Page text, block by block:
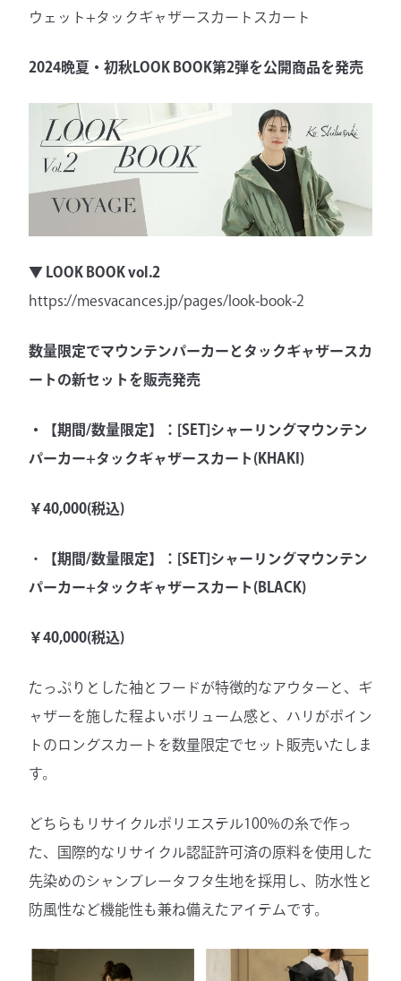
ウェット+タックギャザースカートスカート
2024晩夏・初秋LOOK BOOK第2弾を公開商品を発売
▼ LOOK BOOK vol.2
https://mesvacances.jp/pages/look-book-2
数量限定でマウンテンパーカーとタックギャザースカ
ートの新セットを販売発売
・
【期間/数量限定】：[SET]シャーリングマウンテン
パーカー+タックギャザースカート(KHAKI)
￥40,000(税込)
・
【期間/数量限定】：[SET]シャーリングマウンテン
パーカー+タックギャザースカート(BLACK)
￥40,000(税込)
たっぷりとした袖とフードが特徴的なアウターと、ギ
ャザーを施した程よいボリューム感と、ハリがポイン
トのロングスカートを数量限定でセット販売いたしま
す。
どちらもリサイクルポリエステル100%の糸で作っ
た、国際的なリサイクル認証許可済の原料を使用した
先染めのシャンブレータフタ生地を採用し、防水性と
防風性など機能性も兼ね備えたアイテムです。